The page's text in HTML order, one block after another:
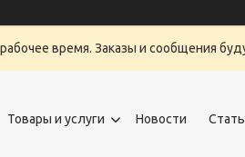
время. Заказы и сообщения
Товары и услуги Новости